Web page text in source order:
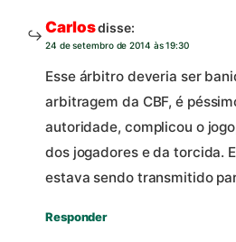
Carlosdisse:
24 de setembro de 2014 às 19:30
Esse árbitro deveria ser
arbitragem da CBF, é
autoridade, complicou o
dos jogadores e da torcida.
estava sendo transmitido
Responder